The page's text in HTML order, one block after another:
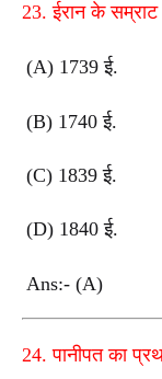
23. ईरान के
(A) 1739 ई.
(B) 1740 ई.
(C) 1839 ई.
(D) 1840 ई.
Ans:- (A)
24. पानीपत का